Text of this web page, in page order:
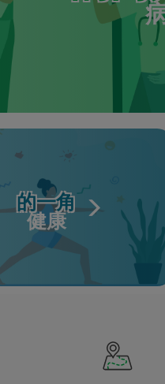
的一角
健康